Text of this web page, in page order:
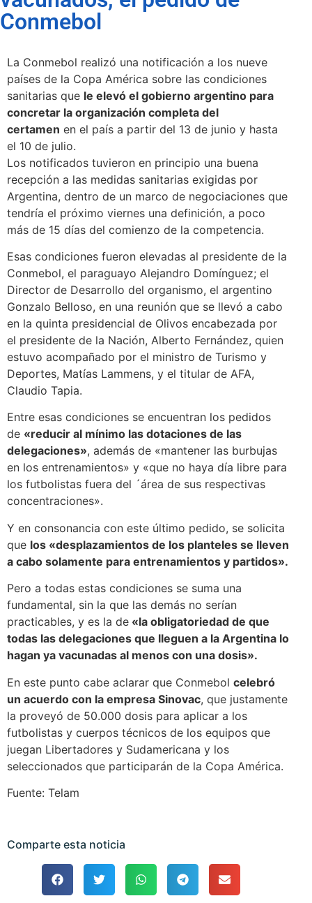
Conmebol
La Conmebol realizó una notificación a los nueve
países de la Copa América sobre las condiciones
sanitarias que le elevó el gobierno argentino para
concretar la organización completa del
certamen en el país a partir del 13 de junio y hasta
el 10 de julio.
Los notificados tuvieron en principio una buena
recepción a las medidas sanitarias exigidas por
Argentina, dentro de un marco de negociaciones que
tendría el próximo viernes una definición, a poco
más de 15 días del comienzo de la competencia.
Esas condiciones fueron elevadas al presidente de la
Conmebol, el paraguayo Alejandro Domínguez; el
Director de Desarrollo del organismo, el argentino
Gonzalo Belloso, en una reunión que se llevó a cabo
en la quinta presidencial de Olivos encabezada por
el presidente de la Nación, Alberto Fernández, quien
estuvo acompañado por el ministro de Turismo y
Deportes, Matías Lammens, y el titular de AFA,
Claudio Tapia.
Entre esas condiciones se encuentran los pedidos
de «reducir al mínimo las dotaciones de las
delegaciones», además de «mantener las burbujas
en los entrenamientos» y «que no haya día libre para
los futbolistas fuera del ´área de sus respectivas
concentraciones».
Y en consonancia con este último pedido, se solicita
que los «desplazamientos de los planteles se lleven
a cabo solamente para entrenamientos y partidos».
Pero a todas estas condiciones se suma una
fundamental, sin la que las demás no serían
practicables, y es la de «la obligatoriedad de que
todas las delegaciones que lleguen a la Argentina lo
hagan ya vacunadas al menos con una dosis».
En este punto cabe aclarar que Conmebol celebró
un acuerdo con la empresa Sinovac, que justamente
la proveyó de 50.000 dosis para aplicar a los
futbolistas y cuerpos técnicos de los equipos que
juegan Libertadores y Sudamericana y los
seleccionados que participarán de la Copa América.
Fuente: Telam
Comparte esta noticia